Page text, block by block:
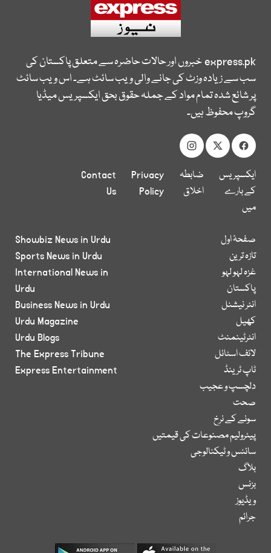
express.pkخبروں اور حالات حاضرہ سے متعلق پاکستان کی
سب سے زیادہ وزٹ کی جانے والی ویب سائٹ ہے۔ اس ویب سائٹ
پر شائع شدہ تمام مواد کے جملہ حقوق بحق ایکسپریس میڈیا
گروپ محفوظ ہیں۔
ایکسپریس
کے بارے
میں
ضابطہ
اخلاق
Privacy
Policy
Contact
Us
صفحۂ اول
تازہ ترین
غزہ لہو لہو
پاکستان
انٹر نیشنل
کھیل
انٹرٹینمنٹ
لائف اسٹائل
ٹاپ ٹرینڈ
دلچسپ و عجیب
صحت
سونے کے نرخ
پیٹرولیم مصنوعات کی قیمتیں
سائنس و ٹیکنالوجی
بلاگ
بزنس
ویڈیوز
جرائم
Showbiz News in Urdu
Sports News in Urdu
International News in
Urdu
Business News in Urdu
Urdu Magazine
Urdu Blogs
The Express Tribune
Express Entertainment